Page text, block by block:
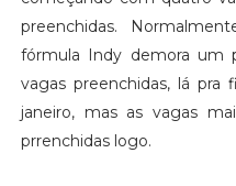
preenchidas.
fórmula Indy demora um
vagas preenchidas, lá
janeiro, mas as vagas
prrenchidas logo.